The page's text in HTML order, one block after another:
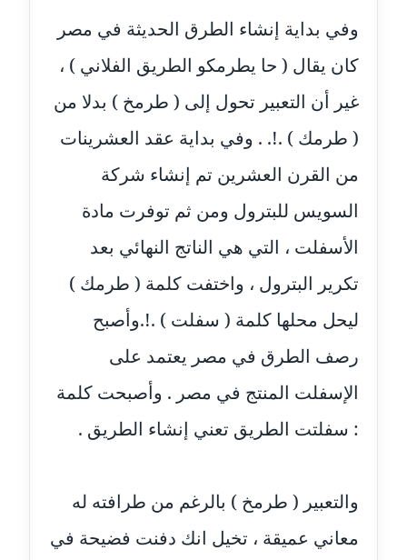
عاملة
مدونة ايمان صلاح
عاملة
مدونة ايمان عبد الحليم
عاملة
مدونة ايمان عماد
مدونة ايمان قادري
مدونة ايمن موسي
عاملة
مدونة آيه ابو زهرة
عاملة
وفي بداية إنشاء الطرق الحديثة في مصر
كان يقال ( حا يطرمكو الطريق الفلاني ) ،
غير أن التعبير تحول إلى ( طرمخ ) بدلا من
( طرمك ) .!. . وفي بداية عقد العشرينات
من القرن العشرين تم إنشاء شركة
السويس للبترول ومن ثم توفرت مادة
الأسفلت ، التي هي الناتج النهائي بعد
تكرير البترول ، واختفت كلمة ( طرمك )
ليحل محلها كلمة ( سفلت ) .!.وأصبح
رصف الطرق في مصر يعتمد على
الإسفلت المنتج في مصر . وأصبحت كلمة
: سفلتت الطريق تعني إنشاء الطريق .
والتعبير ( طرمخ ) بالرغم من طرافته له
معاني عميقة ، تخيل انك دفنت فضيحة في